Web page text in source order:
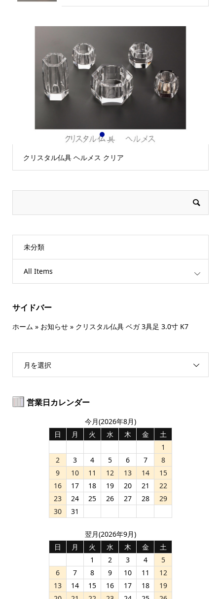
クリスタル仏具 ヘルメス クリア
1 2
未分類
All Items
サイドバー
ホーム » お知らせ »クリスタル仏具 ベガ 3具足 3.0寸 K7
月を選択
営業日カレンダー
今月(2026年8月)
日
月 火 水 木 金
土
1
2
3 4 5 6 7
8
9
10 11 12 13 14
15
16
17 18 19 20 21
22
23
24 25 26 27 28
29
30
31
翌月(2026年9月)
日
月 火 水 木 金
土
1
2 3 4
5
6
7 8 9 10 11
12
13
14 15 16 17 18
19